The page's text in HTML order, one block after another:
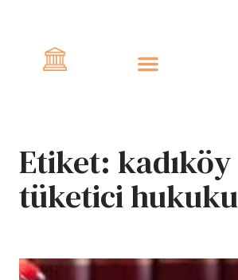
Etiket: kadıköy
tüketici hukuku